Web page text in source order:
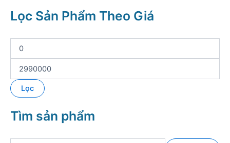
Lọc Sản Phẩm Theo Giá
ố
i
h
á
t
i
Lọc
Tìm sản phẩm